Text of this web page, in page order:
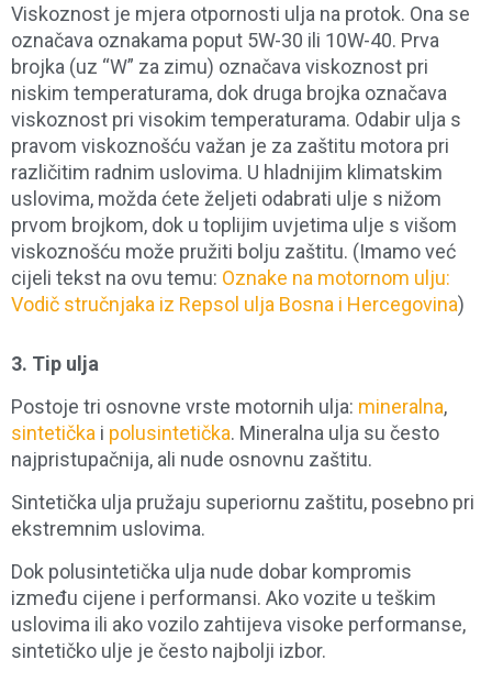
Viskoznost je mjera otpornosti ulja na protok. Ona se
označava oznakama poput 5W-30 ili 10W-40. Prva
brojka (uz “W” za zimu) označava viskoznost pri
niskim temperaturama, dok druga brojka označava
viskoznost pri visokim temperaturama. Odabir ulja s
pravom viskoznošću važan je za zaštitu motora pri
različitim radnim uslovima. U hladnijim klimatskim
uslovima, možda ćete željeti odabrati ulje s nižom
prvom brojkom, dok u toplijim uvjetima ulje s višom
viskoznošću može pružiti bolju zaštitu. (Imamo već
cijeli tekst na ovu temu: Oznake na motornom ulju:
Vodič stručnjaka iz Repsol ulja Bosna i Hercegovina)
3. Tip ulja
Postoje tri osnovne vrste motornih ulja: mineralna,
sintetička i polusintetička. Mineralna ulja su često
najpristupačnija, ali nude osnovnu zaštitu.
Sintetička ulja pružaju superiornu zaštitu, posebno pri
ekstremnim uslovima.
Dok polusintetička ulja nude dobar kompromis
između cijene i performansi. Ako vozite u teškim
uslovima ili ako vozilo zahtijeva visoke performanse,
sintetičko ulje je često najbolji izbor.